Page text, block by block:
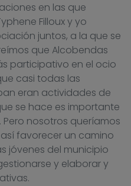
en las que
Filloux y yo
juntos, a la que se
que Alcobendas
participativo en el ocio
casi todas las
eran actividades de
se hace es importante
nosotros queríamos
favorecer un camino
jóvenes del municipio
y elaborar y